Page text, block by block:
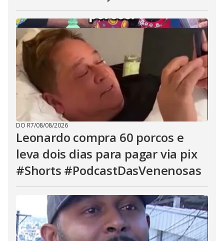
DO R7/08/08/2026
Leonardo compra 60 porcos e
leva dois dias para pagar via pix
#Shorts #PodcastDasVenenosas